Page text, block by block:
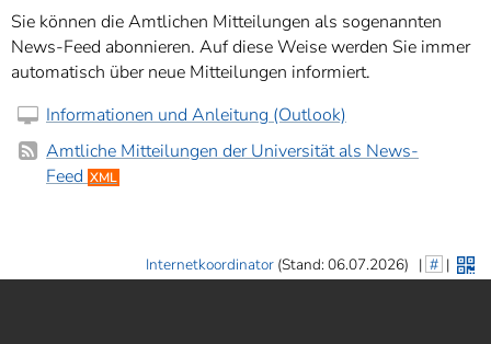
Sie können die Amtlichen Mitteilungen als sogenannten
News-Feed abonnieren. Auf diese Weise werden Sie immer
automatisch über neue Mitteilungen informiert.
Informationen und Anleitung (Outlook)
Amtliche Mitteilungen der Universität als News-
Feed XML
Internetkoordinator(Stand: 06.07.2026) | # |